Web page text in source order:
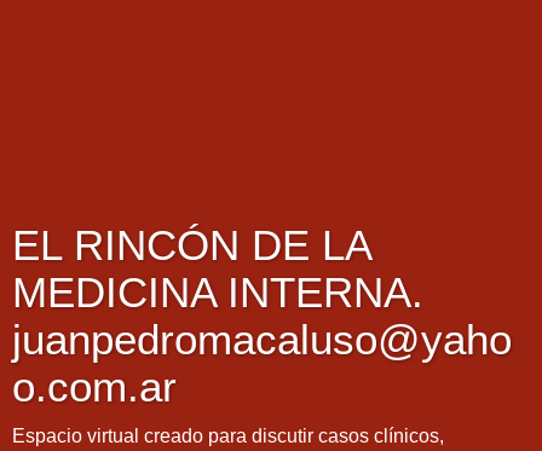
EL RINCÓN DE LA
MEDICINA INTERNA.
juanpedromacaluso@yaho
o.com.ar
Espacio virtual creado para discutir casos clínicos,